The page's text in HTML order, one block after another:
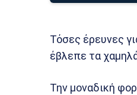
Τόσες έρευνες
έβλεπε τα
Την μοναδική